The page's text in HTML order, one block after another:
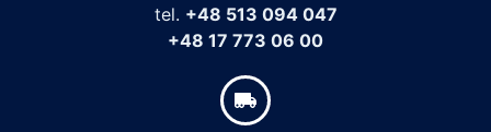
tel. +48 513 094 047
+48 17 773 06 00